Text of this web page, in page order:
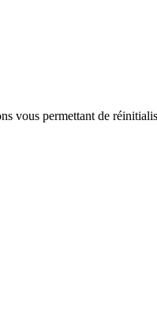
vous permettant de